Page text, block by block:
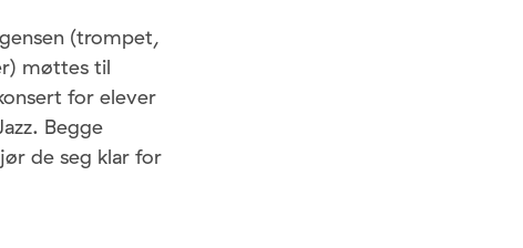
(trompet,
møttes til
for elever
Begge
de seg klar for